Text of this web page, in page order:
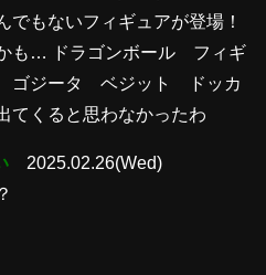
でもないフィギュアが登場！
も… ドラゴンボール フィギ
ジータ ベジット ドッカ
くると思わなかったわ
2025.02.26(Wed)